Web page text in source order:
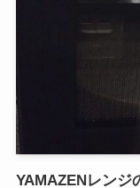
YAMAZENレンジ